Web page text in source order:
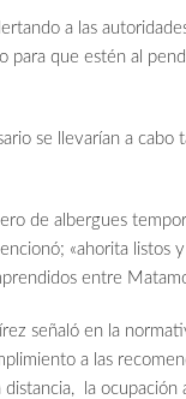
a las
para que estén al
se llevarían a cabo
de albergues
«ahorita
entre
señaló en la
a las
distancia, la